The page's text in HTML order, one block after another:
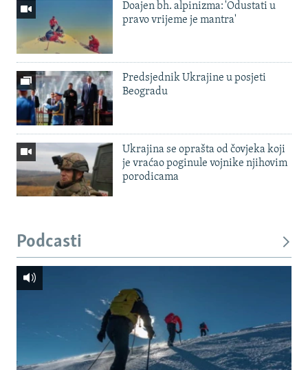
Doajen bh. alpinizma: 'Odustati u
pravo vrijeme je mantra'
Predsjednik Ukrajine u posjeti
Beogradu
Ukrajina se oprašta od čovjeka koji
je vraćao poginule vojnike njihovim
porodicama
Podcasti